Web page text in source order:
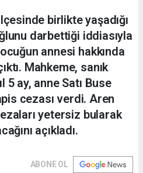
birlikte yaşadığı
darbettiği iddiasıyla
annesi hakkında
Mahkeme, sanık
5 ay, anne Satı Buse
cezası verdi. Aren
yetersiz bularak
açıkladı.
ABONE OL